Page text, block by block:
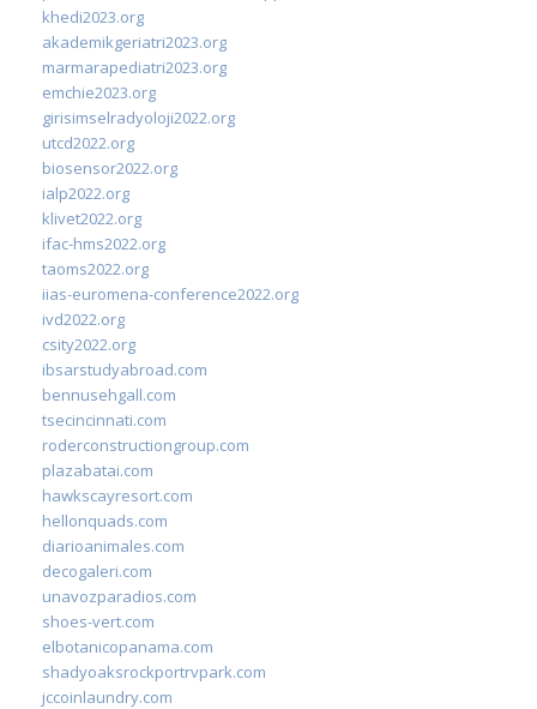
khedi2023.org
akademikgeriatri2023.org
marmarapediatri2023.org
emchie2023.org
girisimselradyoloji2022.org
utcd2022.org
biosensor2022.org
ialp2022.org
klivet2022.org
ifac-hms2022.org
taoms2022.org
iias-euromena-conference2022.org
ivd2022.org
csity2022.org
ibsarstudyabroad.com
bennusehgall.com
tsecincinnati.com
roderconstructiongroup.com
plazabatai.com
hawkscayresort.com
hellonquads.com
diarioanimales.com
decogaleri.com
unavozparadios.com
shoes-vert.com
elbotanicopanama.com
shadyoaksrockportrvpark.com
jccoinlaundry.com